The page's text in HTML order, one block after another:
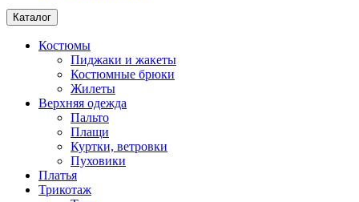
Каталог
Костюмы
Пиджаки и жакеты
Костюмные брюки
Жилеты
Верхняя одежда
Пальто
Плащи
Куртки, ветровки
Пуховики
Платья
Трикотаж